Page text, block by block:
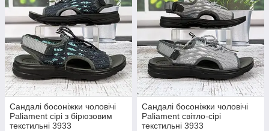
Сандалі босоніжки чоловічі
Paliament сірі з бірюзовим
текстильні 3933
Сандалі босоніжки чоловічі
Paliament світло-сірі
текстильні 3933